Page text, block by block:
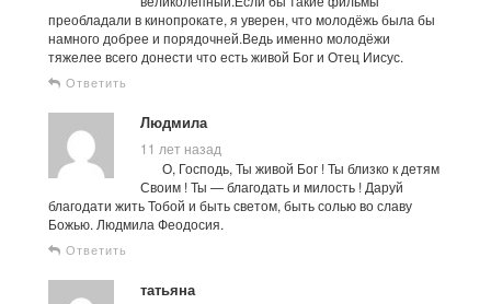
преобладали в кинопрокате, я уверен, что молодёжь была бы
намного добрее и порядочней.Ведь именно молодёжи
тяжелее всего донести что есть живой Бог и Отец Иисус.
Ответить
Людмила
11 лет назад
О, Господь, Ты живой Бог ! Ты близко к детям
Своим ! Ты — благодать и милость ! Даруй
благодати жить Тобой и быть светом, быть солью во славу
Божью. Людмила Феодосия.
Ответить
татьяна